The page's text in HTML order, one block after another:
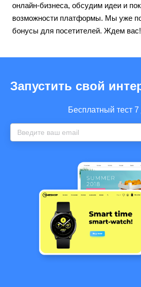
онлайн-бизнеса, обсудим идеи и
возможности платформы. Мы уже
бонусы для посетителей. Ждем вас!
Запустить свой
Бесплатный тест 7